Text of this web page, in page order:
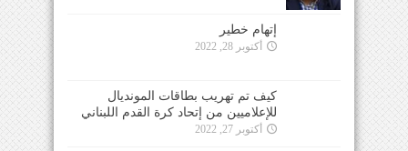
إتهام خطير
أكتوبر 28, 2022
كيف تم تهريب بطاقات المونديال
للإعلاميين من إتحاد كرة القدم اللبناني
أكتوبر 27, 2022